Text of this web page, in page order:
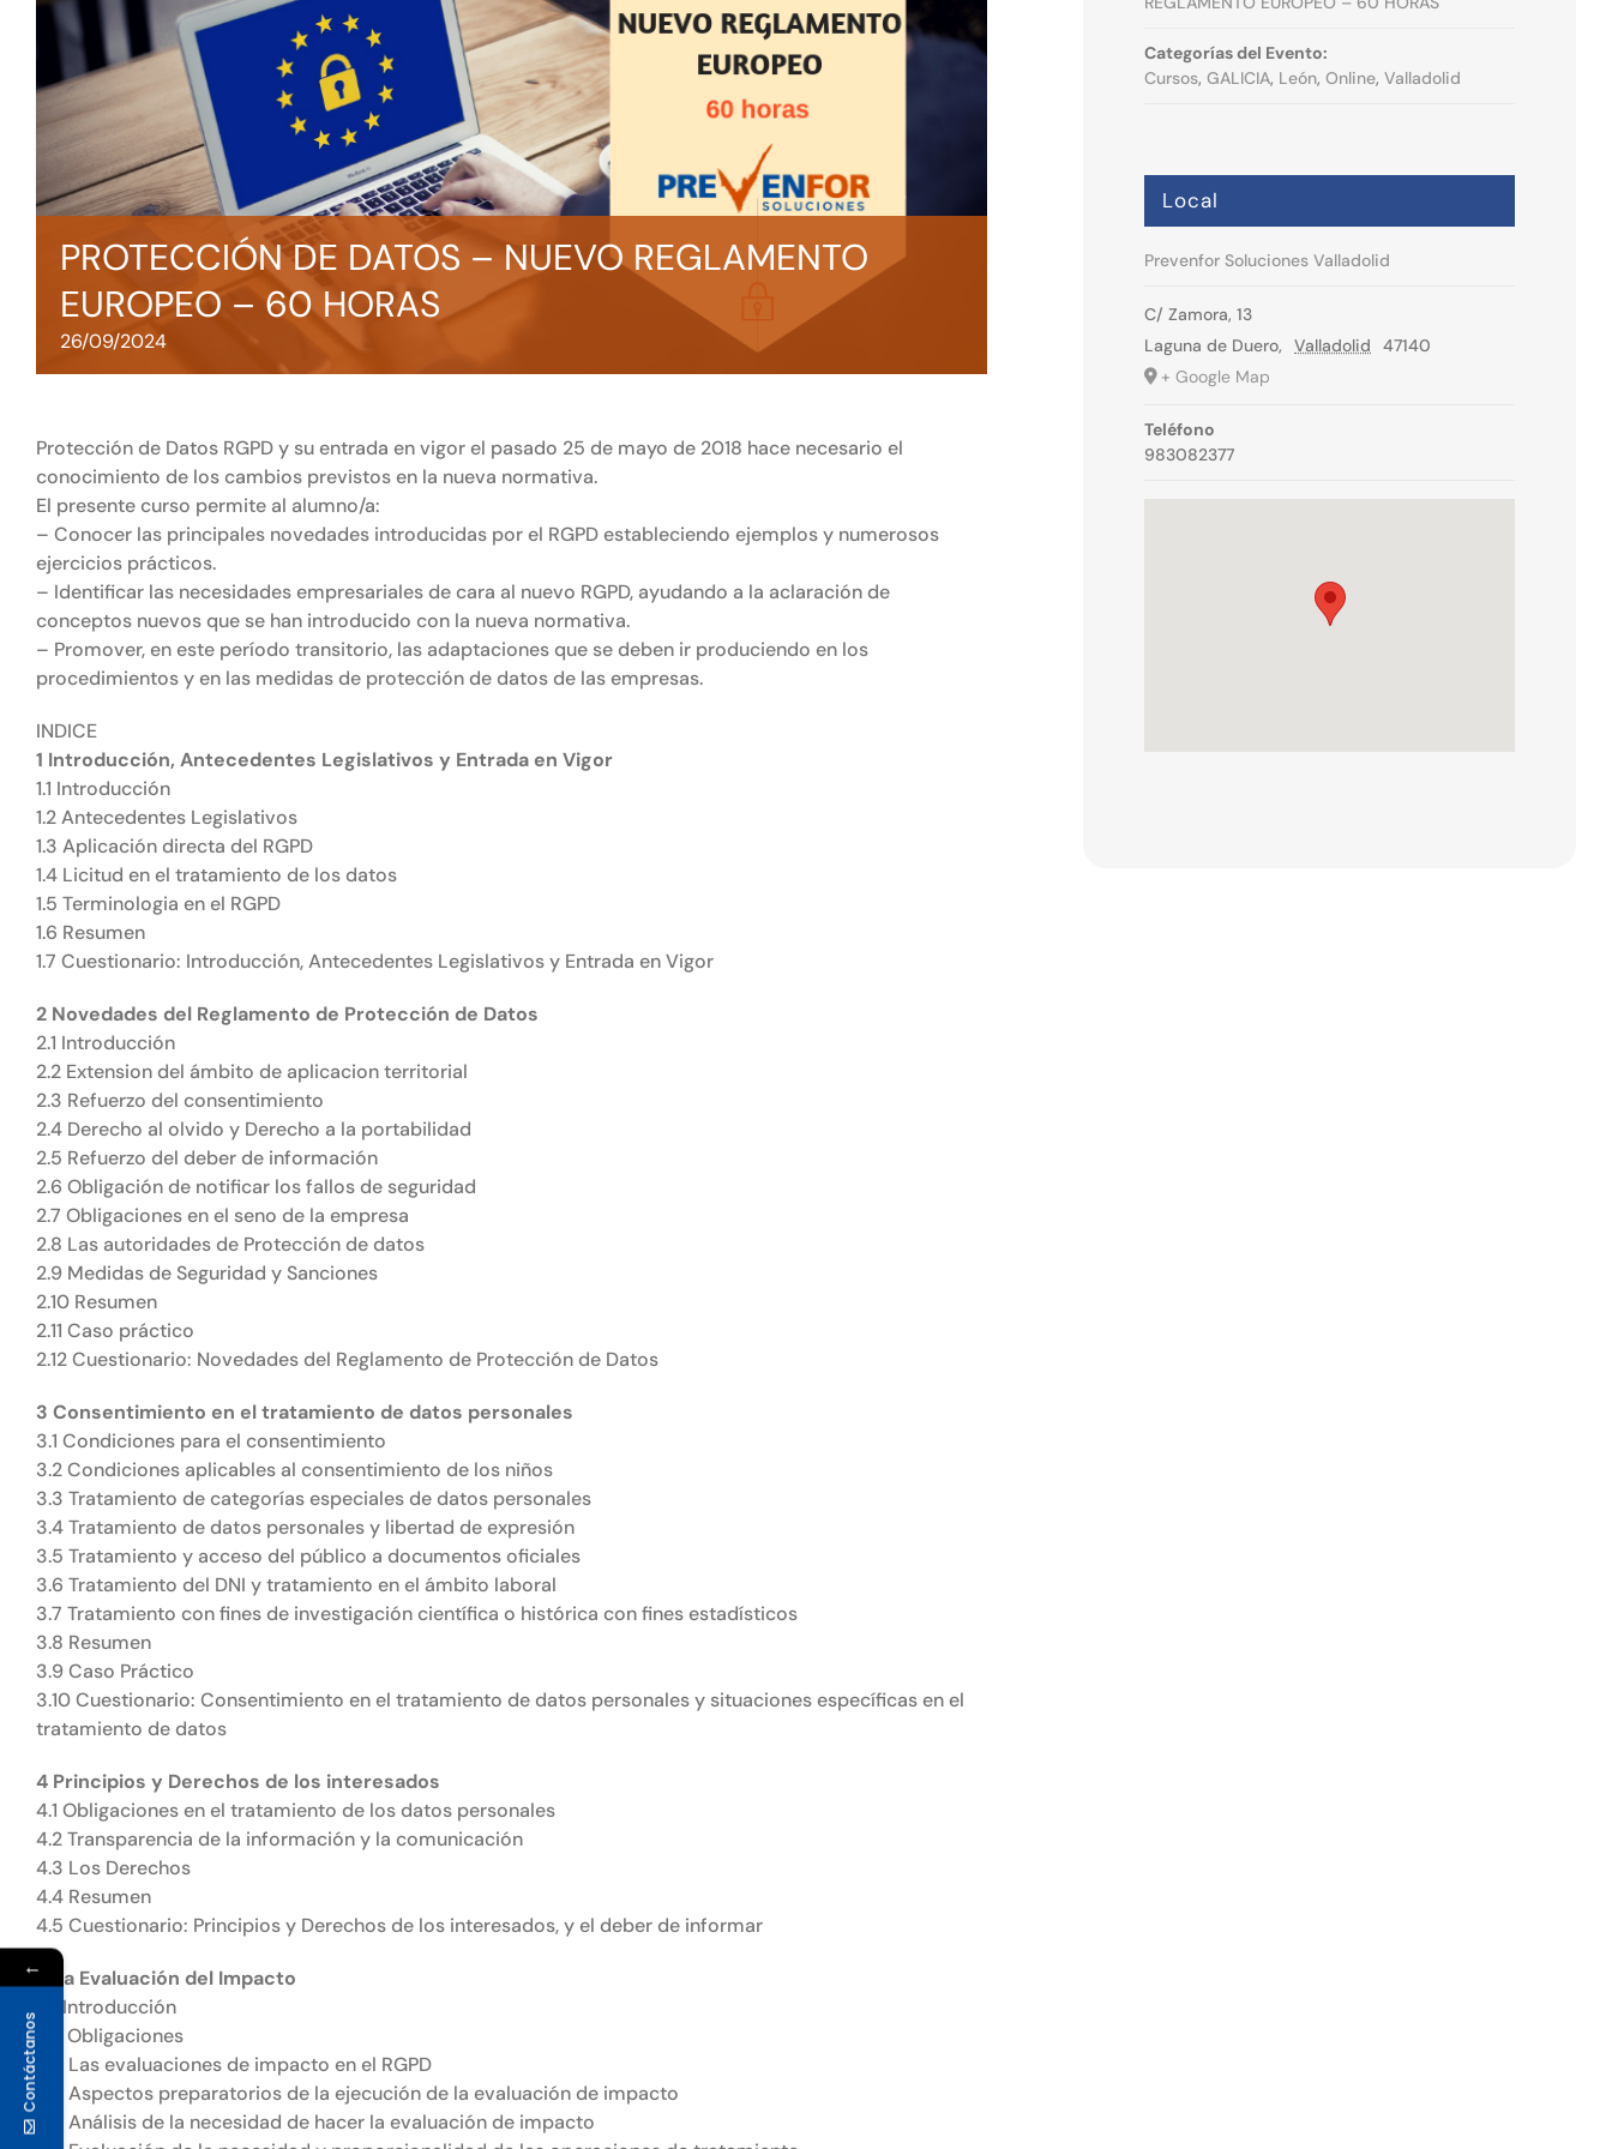
PROTECCIÓN DE DATOS – NUEVO REGLAMENTO
EUROPEO – 60 HORAS
26/09/2024
Protección de Datos RGPD y su entrada en vigor el pasado 25 de mayo de 2018 hace necesario el
conocimiento de los cambios previstos en la nueva normativa.
El presente curso permite al alumno/a:
– Conocer las principales novedades introducidas por el RGPD estableciendo ejemplos y numerosos
ejercicios prácticos.
– Identificar las necesidades empresariales de cara al nuevo RGPD, ayudando a la aclaración de
conceptos nuevos que se han introducido con la nueva normativa.
– Promover, en este período transitorio, las adaptaciones que se deben ir produciendo en los
procedimientos y en las medidas de protección de datos de las empresas.
INDICE
1 Introducción, Antecedentes Legislativos y Entrada en Vigor
1.1 Introducción
1.2 Antecedentes Legislativos
1.3 Aplicación directa del RGPD
1.4 Licitud en el tratamiento de los datos
1.5 Terminologia en el RGPD
1.6 Resumen
1.7 Cuestionario: Introducción, Antecedentes Legislativos y Entrada en Vigor
2 Novedades del Reglamento de Protección de Datos
2.1 Introducción
2.2 Extension del ámbito de aplicacion territorial
2.3 Refuerzo del consentimiento
2.4 Derecho al olvido y Derecho a la portabilidad
2.5 Refuerzo del deber de información
2.6 Obligación de notificar los fallos de seguridad
2.7 Obligaciones en el seno de la empresa
2.8 Las autoridades de Protección de datos
2.9 Medidas de Seguridad y Sanciones
2.10 Resumen
2.11 Caso práctico
2.12 Cuestionario: Novedades del Reglamento de Protección de Datos
3 Consentimiento en el tratamiento de datos personales
3.1 Condiciones para el consentimiento
3.2 Condiciones aplicables al consentimiento de los niños
3.3 Tratamiento de categorías especiales de datos personales
3.4 Tratamiento de datos personales y libertad de expresión
3.5 Tratamiento y acceso del público a documentos oficiales
3.6 Tratamiento del DNI y tratamiento en el ámbito laboral
3.7 Tratamiento con fines de investigación científica o histórica con fines estadísticos
3.8 Resumen
3.9 Caso Práctico
3.10 Cuestionario: Consentimiento en el tratamiento de datos personales y situaciones específicas en el
tratamiento de datos
4 Principios y Derechos de los interesados
4.1 Obligaciones en el tratamiento de los datos personales
4.2 Transparencia de la información y la comunicación
4.3 Los Derechos
4.4 Resumen
4.5 Cuestionario: Principios y Derechos de los interesados, y el deber de informar
5 La Evaluación del Impacto
5.1 Introducción
5.2 Obligaciones
5.3 Las evaluaciones de impacto en el RGPD
5.4 Aspectos preparatorios de la ejecución de la evaluación de impacto
5.5 Análisis de la necesidad de hacer la evaluación de impacto
Categorías del Evento:
Cursos,GALICIA, León,Online,Valladolid
Local
Prevenfor Soluciones Valladolid
C/ Zamora, 13
Laguna de Duero, Valladolid
47140
+ Google Map
Teléfono
983082377
←
Contáctanos